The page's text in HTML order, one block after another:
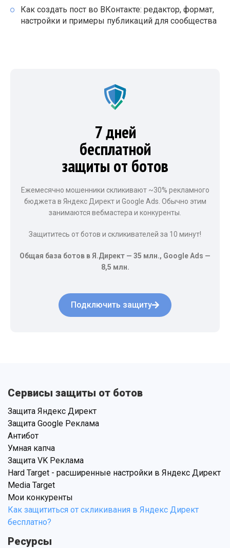
Как создать пост во ВКонтакте: редактор, формат,
настройки и примеры публикаций для сообщества
7 дней
бесплатной
защиты от ботов
Ежемесячно мошенники скликивают ~30% рекламного
бюджета в Яндекс Директ и Google Ads. Обычно этим
занимаются вебмастера и конкуренты.
Защититесь от ботов и скликивателей за 10 минут!
Общая база ботов в Я.Директ — 35 млн., Google Ads —
8,5 млн.
Подключить защиту
Сервисы защиты от ботов
Защита Яндекс Директ
Защита Google Реклама
Антибот
Умная капча
Защита VK Реклама
Hard Target - расширенные настройки в Яндекс Директ
Media Target
Мои конкуренты
Как защититься от скликивания в Яндекс Директ
бесплатно?
Ресурсы